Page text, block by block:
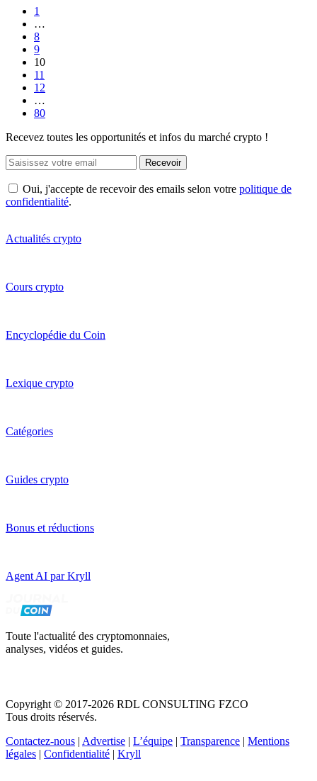
1
…
8
9
10
11
12
…
80
Recevez toutes les opportunités et infos du marché crypto !
Recevoir
Oui, j'accepte de recevoir des emails selon votre politique de
confidentialité.
Actualités crypto
Cours crypto
Encyclopédie du Coin
Lexique crypto
Catégories
Guides crypto
Bonus et réductions
Agent AI par Kryll
Toute l'actualité des cryptomonnaies,
analyses, vidéos et guides.
Copyright © 2017-2026 RDL CONSULTING FZCO
Tous droits réservés.
Contactez-nous | Advertise | L’équipe | Transparence | Mentions
légales | Confidentialité | Kryll